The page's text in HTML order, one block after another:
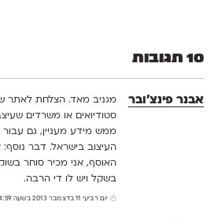
10 תגובות
אבנר פינצ'ובר
מגניב מאד. הצלחת לאתר
סטודיואים או משרדים
ממש מידע מעניין, גם עבור
העיצוב בישראל. דבר
האוסף, אני מכיר סוחר
בשקל ויש לו די הרבה.
יום רביעי 11 בדצמבר 2013 בשעה 14:59